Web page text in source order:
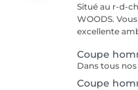
Situé au r-d-ch à côté de
WOODS. Vous y trouvez un service soigné et professionnel dans une
excellente
Coupe
Coupe